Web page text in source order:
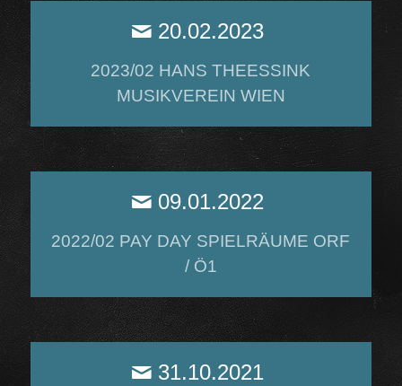
20.02.2023
2023/02 HANS THEESSINK
MUSIKVEREIN WIEN
09.01.2022
2022/02 PAY DAY SPIELRÄUME ORF
/ Ö1
31.10.2021